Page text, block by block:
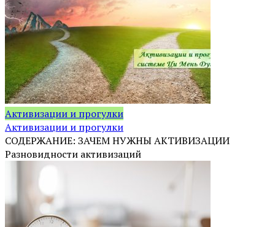
Активизации и прогулки
Активизации и прогулки
СОДЕРЖАНИЕ: ЗАЧЕМ НУЖНЫ АКТИВИЗАЦИИ
Разновидности активизаций